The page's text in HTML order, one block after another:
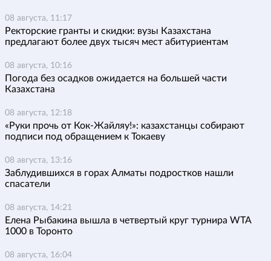
08 августа, 11:17
Ректорские гранты и скидки: вузы Казахстана
предлагают более двух тысяч мест абитуриентам
08 августа, 10:16
Погода без осадков ожидается на большей части
Казахстана
08 августа, 12:18
«Руки прочь от Кок-Жайляу!»: казахстанцы собирают
подписи под обращением к Токаеву
08 августа, 13:16
Заблудившихся в горах Алматы подростков нашли
спасатели
08 августа, 14:21
Елена Рыбакина вышла в четвертый круг турнира WTA
1000 в Торонто
08 августа, 16:04